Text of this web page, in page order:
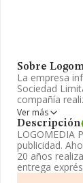
Sobre
La empresa
Sociedad
compañía
La plantilla ha
número ha
Para ponerse
955791707 y
página web
Ver más
Descripción
LOGOMEDIA
publicidad.
20 años
entrega